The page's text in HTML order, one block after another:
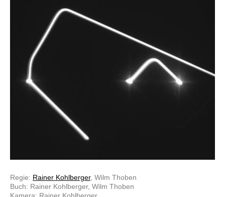
Regie: Rainer Kohlberger, Wilm Thoben
Buch: Rainer Kohlberger, Wilm Thoben